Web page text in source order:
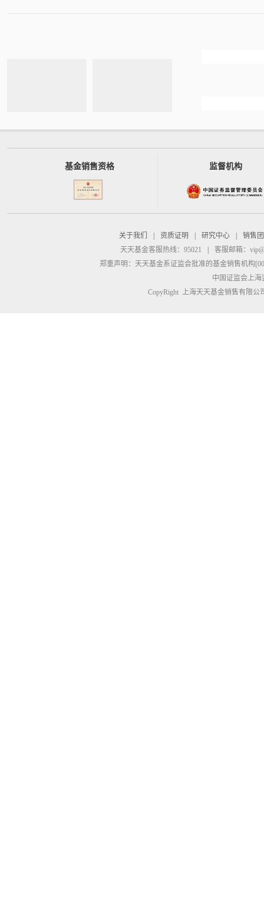
基金销售资格 监督机构
关于我们 资质证明 研究中心
销售
天天基金客服热线：95021
客服邮箱：
郑重声明： 天天基金系证监会批准的基金销售机构
中国证监会上
CopyRight 上海天天基金销售有限